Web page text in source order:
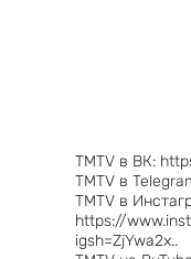
TMTV в ВК:
TMTV в
TMTV в
https://
igsh=ZjYwa2x..